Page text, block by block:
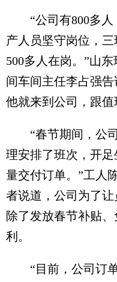
“公司有800多人
产人员坚守岗位，
500多人在岗。”山
间车间主任李占强
他就来到公司，跟值
“春节期间，公司
理安排了班次，开
量交付订单。”工人
者说道，公司为了让
除了发放春节补贴
利。
“目前，公司订单